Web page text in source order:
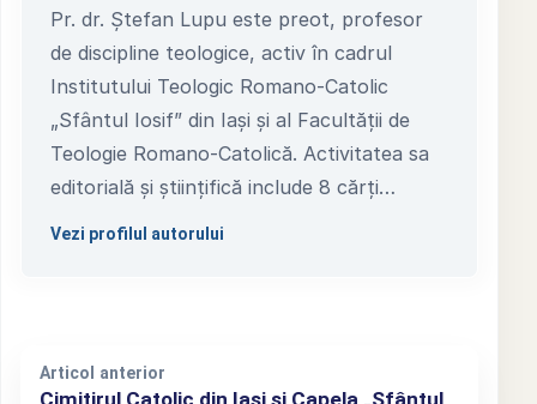
Pr. dr. Ștefan Lupu este preot, profesor
de discipline teologice, activ în cadrul
Institutului Teologic Romano-Catolic
„Sfântul Iosif” din Iași și al Facultății de
Teologie Romano-Catolică. Activitatea sa
editorială și științifică include 8 cărți…
Vezi profilul autorului
Articol anterior
Cimitirul Catolic din Iași și Capela „Sfântul